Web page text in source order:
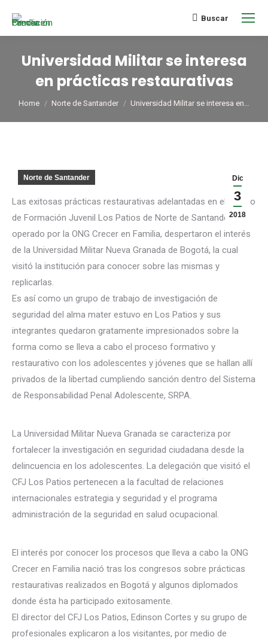
Buscar
Universidad Militar se interesa
en prácticas restaurativas
You are here:
Home Norte de Santander Universidad Militar se interesa en…
Dic
3
2018
Norte de Santander
Las exitosas prácticas restaurativas adelantadas en el Centro
de Formación Juvenil Los Patios de Norte de Santander,
operado por la ONG Crecer en Familia, despertaron el interés
de la Universidad Militar Nueva Granada de Bogotá, la cual
visitó la institución para conocer sobre las mismas y
replicarlas.
Es así como un grupo de trabajo de investigación de
seguridad del alma mater estuvo en Los Patios y sus
integrantes quedaron gratamente impresionados sobre la
forma como se lleva a cabo el proceso formativo y
restaurativo con los adolescentes y jóvenes que se hallan allí
privados de la libertad cumpliendo sanción dentro del Sistema
de Responsabilidad Penal Adolescente, SRPA.
La Universidad Militar Nueva Granada se caracteriza por
fortalecer la investigación en seguridad ciudadana desde la
delincuencia en los adolescentes. La delegación que visitó el
CFJ Los Patios pertenecen a la facultad de relaciones
internacionales estrategia y seguridad y el programa
administración de la seguridad en salud ocupacional.
El interés por conocer los procesos que lleva a cabo la ONG
Crecer en Familia nació tras los congresos sobre prácticas
restaurativas realizados en Bogotá y algunos diplomados
donde ésta ha participado exitosamente.
El director del CFJ Los Patios, Edinson Cortes y su grupo de
profesionales explicaron a los visitantes, por medio de